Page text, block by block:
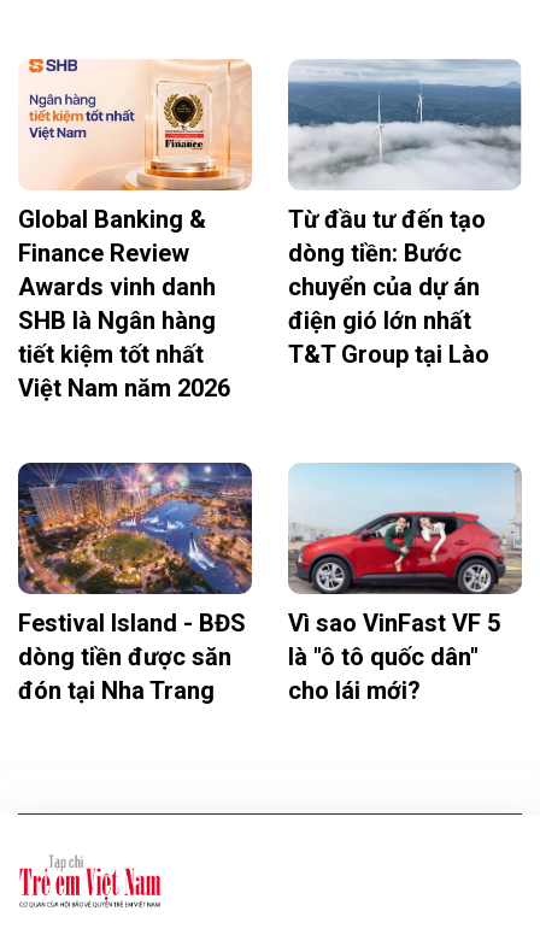
Global Banking &
Finance Review
Awards vinh danh
SHB là Ngân hàng
tiết kiệm tốt nhất
Việt Nam năm 2026
Từ đầu tư đến tạo
dòng tiền: Bước
chuyển của dự án
điện gió lớn nhất
T&T Group tại Lào
Festival Island - BĐS
dòng tiền được săn
đón tại Nha Trang
Vì sao VinFast VF 5
là "ô tô quốc dân"
cho lái mới?